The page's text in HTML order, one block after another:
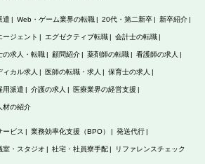
遣 Web・ゲーム業界の転職 20代・第二新卒 新卒紹介
ージェント エグゼクティブ転職 会計士の転職
の求人・転職 顧問紹介 薬剤師の転職 看護師の求人
ィカル求人 医師の転職・求人 保育士の求人
用派遣 介護の求人 医療業界の経営支援
材の紹介
ービス 業務効率化支援（BPO） 発送代行
室・スタジオ 社宅・社員寮手配 リファレンスチェック